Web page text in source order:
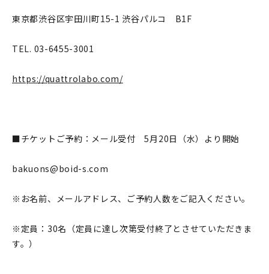
東京都渋谷区宇田川町15-1 渋谷パルコ B1F
TEL. 03-6455-3001
https://quattrolabo.com/
■チケットご予約：メール受付 5月20日（水）より開始
bakuons@boid-s.com
※お名前、メールアドレス、ご予約人数をご記入ください。
※定員：30名（定員に達し次第受付終了とさせていただきま
す。）